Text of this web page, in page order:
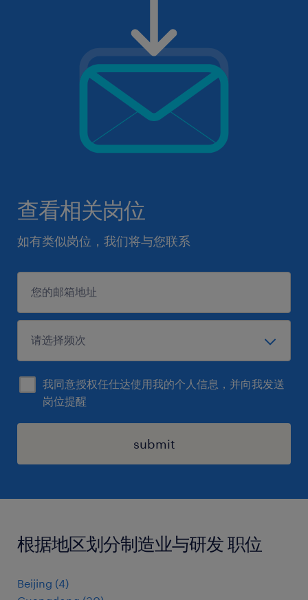
查看相关岗位
如有类似岗位，我们将与您联系
我同意授权任仕达使用我的个人信息，并向我发送
岗位提醒
submit
根据地区划分制造业与研发 职位
Beijing (4)